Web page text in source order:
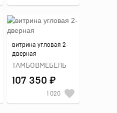
витрина угловая 2-
дверная
ТАМБОВМЕБЕЛЬ
107 350 ₽
1 020